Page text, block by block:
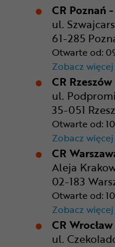
CR Poznań
ul.
61-285
Otwarte od:
Zobacz więcej
CR Rzeszów
ul.
35-051
Otwarte od:
Zobacz więcej
CR
Aleja
02-183
Otwarte od:
Zobacz więcej
CR
ul.